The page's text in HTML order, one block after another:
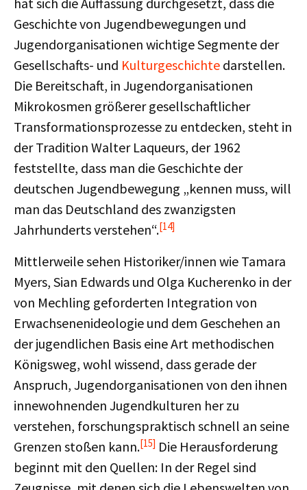
Geschichte von Jugendbewegungen und
Jugendorganisationen wichtige Segmente der
Gesellschafts- und Kulturgeschichte darstellen.
Die Bereitschaft, in Jugendorganisationen
Mikrokosmen größerer gesellschaftlicher
Transformationsprozesse zu entdecken, steht in
der Tradition Walter Laqueurs, der 1962
feststellte, dass man die Geschichte der
deutschen Jugendbewegung „kennen muss, will
man das Deutschland des zwanzigsten
Jahrhunderts verstehen“.[14]
Mittlerweile sehen Historiker/innen wie Tamara
Myers, Sian Edwards und Olga Kucherenko in der
von Mechling geforderten Integration von
Erwachsenenideologie und dem Geschehen an
der jugendlichen Basis eine Art methodischen
Königsweg, wohl wissend, dass gerade der
Anspruch, Jugendorganisationen von den ihnen
innewohnenden Jugendkulturen her zu
verstehen, forschungspraktisch schnell an seine
Grenzen stoßen kann.[15] Die Herausforderung
beginnt mit den Quellen: In der Regel sind